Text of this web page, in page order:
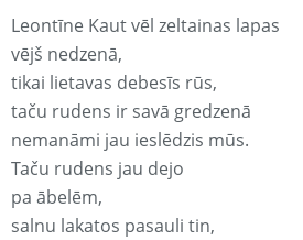
Leontīne Kaut vēl zeltainas lapas
vējš nedzenā,
tikai lietavas debesīs rūs,
taču rudens ir savā gredzenā
nemanāmi jau ieslēdzis mūs.
Taču rudens jau dejo
pa ābelēm,
salnu lakatos pasauli tin,